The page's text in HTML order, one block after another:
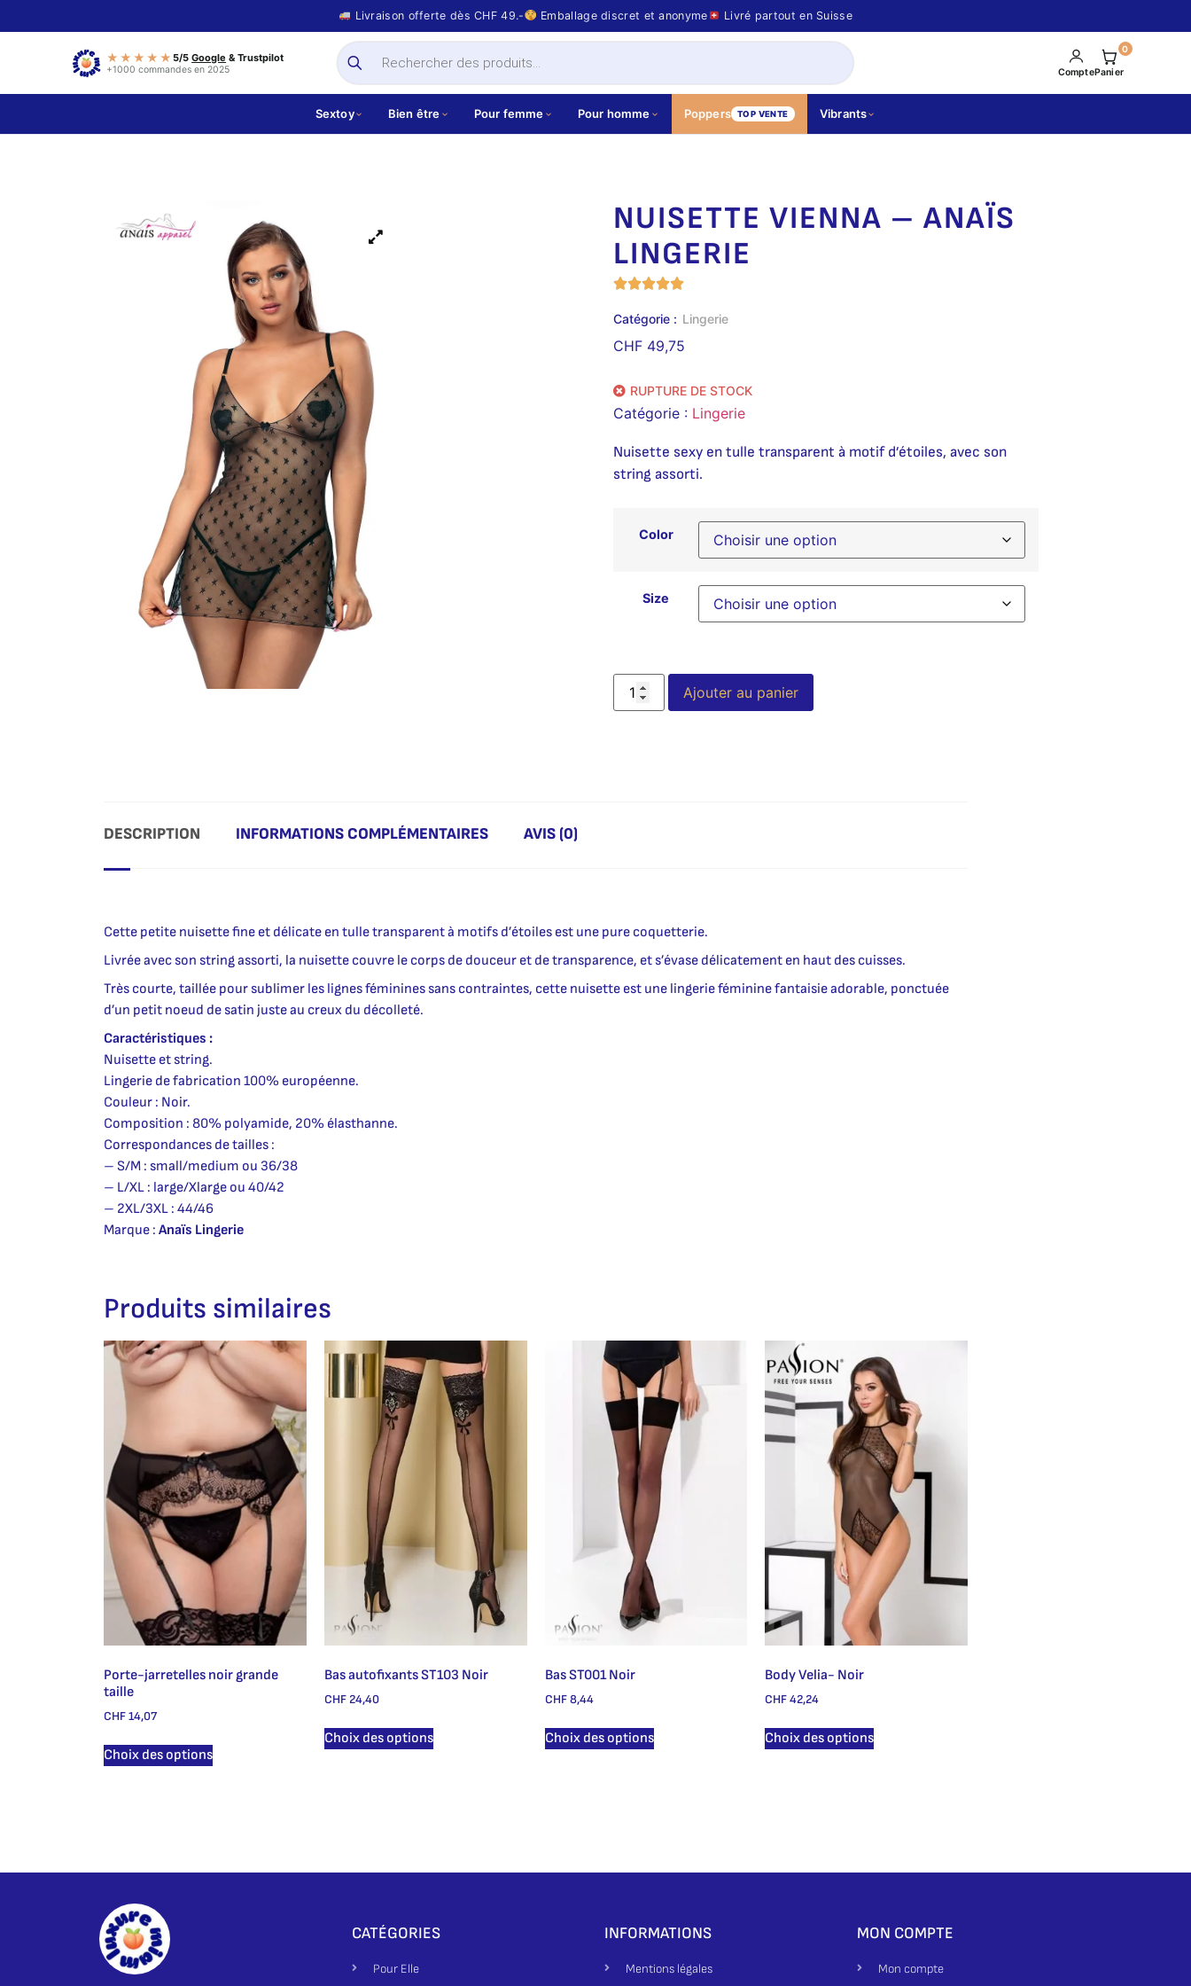
Livraison offerte dès CHF 49.- Emballage discret et anonyme Livré partout en Suisse
★★★★★5/5Google & Trustpilot
+1000 commandes en 2025 ComptePanier
0
Sextoy Bien être Pour femme Pour homme Poppers TOP VENTE Vibrants
NUISETTE VIENNA – ANAÏS
LINGERIE
Catégorie : Lingerie
CHF 49,75
RUPTURE DE STOCK
Catégorie : Lingerie
Nuisette sexy en tulle transparent à motif d’étoiles, avec son
string assorti.
Color
Size
Ajouter au panier
DESCRIPTION INFORMATIONS COMPLÉMENTAIRES AVIS (0)
Cette petite nuisette fine et délicate en tulle transparent à motifs d’étoiles est une pure coquetterie.
Livrée avec son string assorti, la nuisette couvre le corps de douceur et de transparence, et s’évase délicatement en haut des cuisses.
Très courte, taillée pour sublimer les lignes féminines sans contraintes, cette nuisette est une lingerie féminine fantaisie adorable, ponctuée
d’un petit noeud de satin juste au creux du décolleté.
Caractéristiques :
Nuisette et string.
Lingerie de fabrication 100% européenne.
Couleur : Noir.
Composition : 80% polyamide, 20% élasthanne.
Correspondances de tailles :
– S/M : small/medium ou 36/38
– L/XL : large/Xlarge ou 40/42
– 2XL/3XL : 44/46
Marque : Anaïs Lingerie
Produits similaires
Porte-jarretelles noir grande
taille
CHF14,07
Choix des options
Bas autofixants ST103 Noir
CHF24,40
Choix des options
Bas ST001 Noir
CHF8,44
Choix des options
Body Velia- Noir
CHF42,24
Choix des options
CATÉGORIES
Pour Elle
INFORMATIONS
Mentions légales
MON COMPTE
Mon compte